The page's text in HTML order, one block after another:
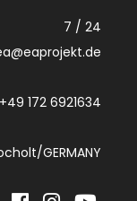
7 / 24
172 6921634
GERMANY